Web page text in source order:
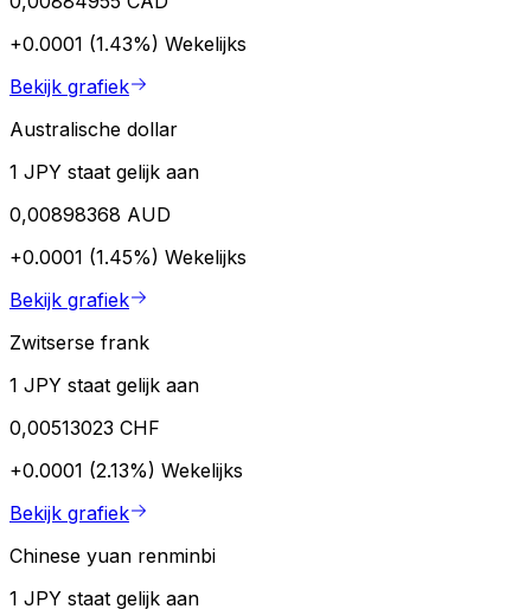
+0.0001 (1.43%) Wekelijks
Bekijk grafiek
Australische dollar
1 JPY staat gelijk aan
0,00898368 AUD
+0.0001 (1.45%) Wekelijks
Bekijk grafiek
Zwitserse frank
1 JPY staat gelijk aan
0,00513023 CHF
+0.0001 (2.13%) Wekelijks
Bekijk grafiek
Chinese yuan renminbi
1 JPY staat gelijk aan